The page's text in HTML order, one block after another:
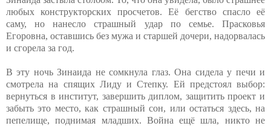
любых конструкторских просчетов. Её бегство спасло её
саму, но нанесло страшный удар по семье. Прасковья
Егоровна, оставшись без мужа и старшей дочери, надорвалась
и сгорела за год.
В эту ночь Зинаида не сомкнула глаз. Она сидела у печи и
смотрела на спящих Лиду и Степку. Ей предстоял выбор:
вернуться в институт, завершить диплом, защитить проект и
забыть это место, как страшный сон, или остаться здесь, на
пепелище, поднимая младших. Война ещё шла, никто не